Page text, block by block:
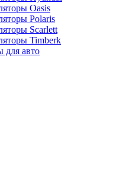
Oasis
Polaris
Scarlett
Timberk
для авто